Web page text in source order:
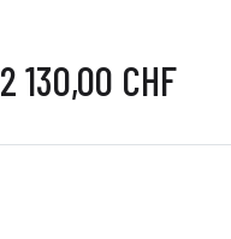
2 130,00 CHF